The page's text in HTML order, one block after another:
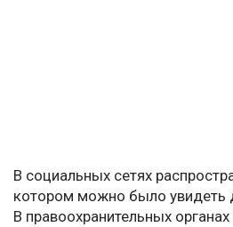
В социальных сетях
котором можно было увидеть
В правоохранительных